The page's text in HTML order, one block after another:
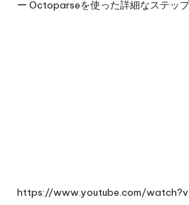
ー Octoparseを使った詳細なステップ
https://www.youtube.com/